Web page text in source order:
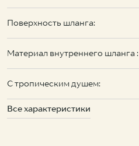
Поверхность шланга:
Материал внутреннего шланга :
С тропическим душем:
Все характеристики